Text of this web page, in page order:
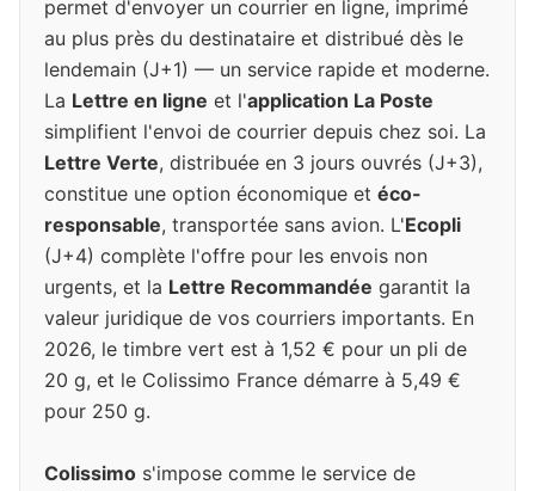
permet d'envoyer un courrier en ligne, imprimé
au plus près du destinataire et distribué dès le
lendemain (J+1) — un service rapide et moderne.
La Lettre en ligne et l'application La Poste
simplifient l'envoi de courrier depuis chez soi. La
Lettre Verte, distribuée en 3 jours ouvrés (J+3),
constitue une option économique et éco-
responsable, transportée sans avion. L'Ecopli
(J+4) complète l'offre pour les envois non
urgents, et la Lettre Recommandée garantit la
valeur juridique de vos courriers importants. En
2026, le timbre vert est à 1,52 € pour un pli de
20 g, et le Colissimo France démarre à 5,49 €
pour 250 g.
Colissimo s'impose comme le service de